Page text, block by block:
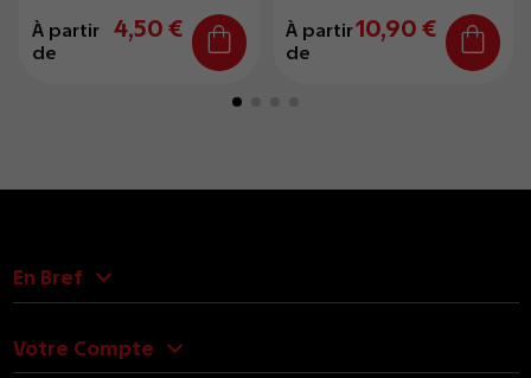
À partir
de
4,50 €
À partir
de
10,90 €
En Bref
Votre Compte